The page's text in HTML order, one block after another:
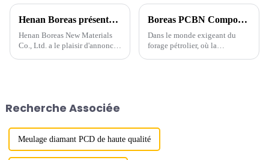
Henan Boreas présentera des produits innovants au 6e salon des abrasifs et du meulage à Zhengzhou
Henan Boreas New Materials
Co., Ltd. a le plaisir d'annoncer
Boreas PCBN Composites : révolutionner les performances du forage pétrolier
Dans le monde exigeant du
forage pétrolier, où la
pétrolier.
Recherche Associée
Meulage diamant PCD de haute qualité